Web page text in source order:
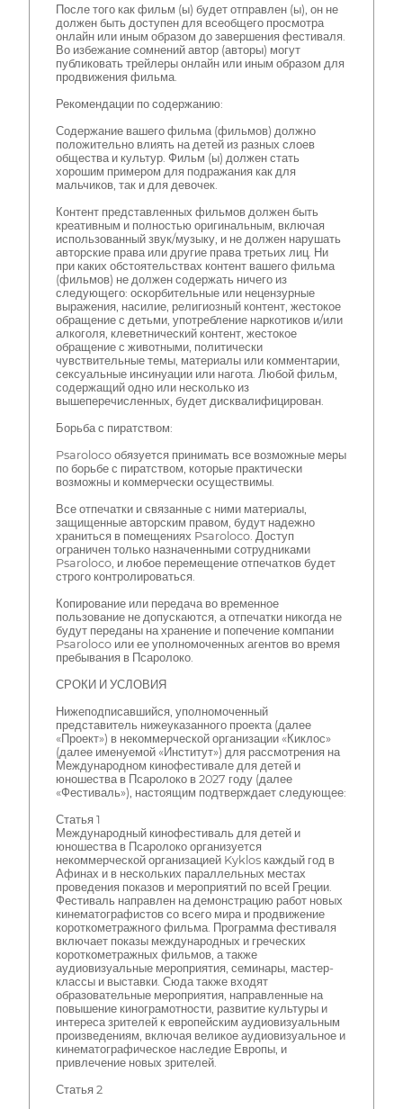
После того как фильм (ы) будет отправлен (ы), он не
должен быть доступен для всеобщего просмотра
онлайн или иным образом до завершения фестиваля.
Во избежание сомнений автор (авторы) могут
публиковать трейлеры онлайн или иным образом для
продвижения фильма.
Рекомендации по содержанию:
Содержание вашего фильма (фильмов) должно
положительно влиять на детей из разных слоев
общества и культур. Фильм (ы) должен стать
хорошим примером для подражания как для
мальчиков, так и для девочек.
Контент представленных фильмов должен быть
креативным и полностью оригинальным, включая
использованный звук/музыку, и не должен нарушать
авторские права или другие права третьих лиц. Ни
при каких обстоятельствах контент вашего фильма
(фильмов) не должен содержать ничего из
следующего: оскорбительные или нецензурные
выражения, насилие, религиозный контент, жестокое
обращение с детьми, употребление наркотиков и/или
алкоголя, клеветнический контент, жестокое
обращение с животными, политически
чувствительные темы, материалы или комментарии,
сексуальные инсинуации или нагота. Любой фильм,
содержащий одно или несколько из
вышеперечисленных, будет дисквалифицирован.
Борьба с пиратством:
Psaroloco обязуется принимать все возможные меры
по борьбе с пиратством, которые практически
возможны и коммерчески осуществимы.
Все отпечатки и связанные с ними материалы,
защищенные авторским правом, будут надежно
храниться в помещениях Psaroloco. Доступ
ограничен только назначенными сотрудниками
Psaroloco, и любое перемещение отпечатков будет
строго контролироваться.
Копирование или передача во временное
пользование не допускаются, а отпечатки никогда не
будут переданы на хранение и попечение компании
Psaroloco или ее уполномоченных агентов во время
пребывания в Псаролоко.
СРОКИ И УСЛОВИЯ
Нижеподписавшийся, уполномоченный
представитель нижеуказанного проекта (далее
«Проект») в некоммерческой организации «Киклос»
(далее именуемой «Институт») для рассмотрения на
Международном кинофестивале для детей и
юношества в Псаролоко в 2027 году (далее
«Фестиваль»), настоящим подтверждает следующее:
Статья 1
Международный кинофестиваль для детей и
юношества в Псаролоко организуется
некоммерческой организацией Kyklos каждый год в
Афинах и в нескольких параллельных местах
проведения показов и мероприятий по всей Греции.
Фестиваль направлен на демонстрацию работ новых
кинематографистов со всего мира и продвижение
короткометражного фильма. Программа фестиваля
включает показы международных и греческих
короткометражных фильмов, а также
аудиовизуальные мероприятия, семинары, мастер-
классы и выставки. Сюда также входят
образовательные мероприятия, направленные на
повышение кинограмотности, развитие культуры и
интереса зрителей к европейским аудиовизуальным
произведениям, включая великое аудиовизуальное и
кинематографическое наследие Европы, и
привлечение новых зрителей.
Статья 2